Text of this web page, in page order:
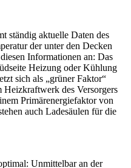
ständig aktuelle Daten des
der unter den Decken
Informationen an: Das
Heizung oder Kühlung
sich als „grüner Faktor“
des Versorgers
Primärenergiefaktor von
auch Ladesäulen für die
Unmittelbar an der